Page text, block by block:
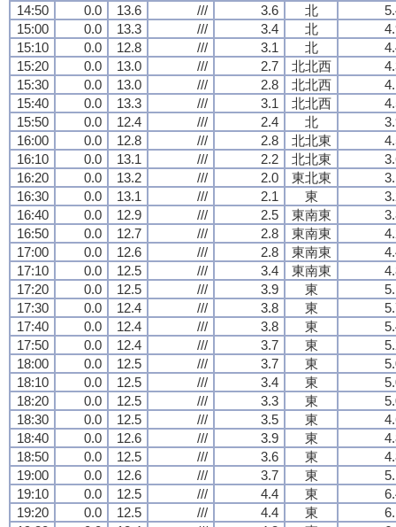
14:50 0.0 13.6 /// 3.6 北
15:00
0.0 13.3 /// 3.4 北
15:10
0.0 12.8 /// 3.1 北
15:20
0.0 13.0 /// 2.7 北北西
15:30
0.0 13.0 /// 2.8 北北西
15:40
0.0 13.3 /// 3.1 北北西
15:50
0.0 12.4 /// 2.4 北
16:00
0.0 12.8 /// 2.8 北北東
16:10
0.0 13.1 /// 2.2 北北東
16:20
0.0 13.2 /// 2.0 東北東
16:30
0.0 13.1 /// 2.1 東
16:40
0.0 12.9 /// 2.5 東南東
16:50
0.0 12.7 /// 2.8 東南東
17:00
0.0 12.6 /// 2.8 東南東
17:10
0.0 12.5 /// 3.4 東南東
17:20
0.0 12.5 /// 3.9 東
17:30
0.0 12.4 /// 3.8 東
17:40
0.0 12.4 /// 3.8 東
17:50
0.0 12.4 /// 3.7 東
18:00
0.0 12.5 /// 3.7 東
18:10
0.0 12.5 /// 3.4 東
18:20
0.0 12.5 /// 3.3 東
18:30
0.0 12.5 /// 3.5 東
18:40
0.0 12.6 /// 3.9 東
18:50
0.0 12.5 /// 3.6 東
19:00
0.0 12.6 /// 3.7 東
19:10
0.0 12.5 /// 4.4 東
19:20
0.0 12.5 /// 4.4 東